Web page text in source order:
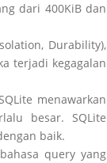
dari 400KiB dan
Durability),
terjadi kegagalan
menawarkan
besar. SQLite
baik.
query yang